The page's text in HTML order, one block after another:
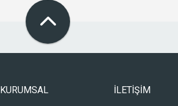
KURUMSAL İLETİŞİM